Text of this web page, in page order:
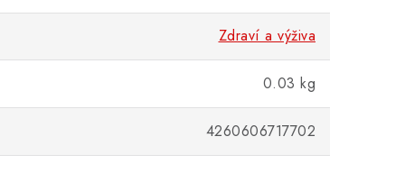
Zdraví a výživa
0.03 kg
4260606717702